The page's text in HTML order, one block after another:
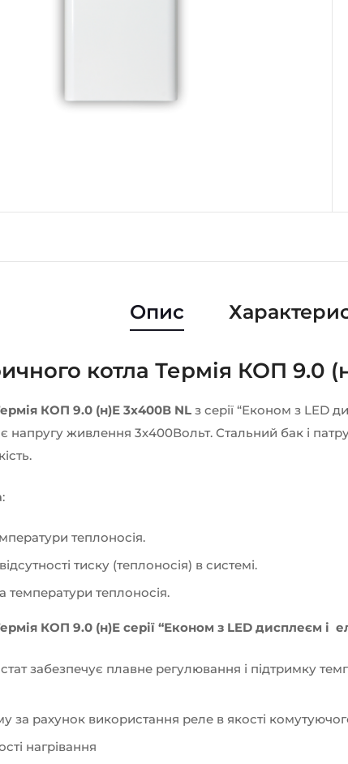
Опис
котла Термія КОП 9.0
КОП 9.0 (н)Е 3х400В NL з серії “Економ з LED
напругу живлення 3х400Вольт. Стальний бак і
теплоносія.
тиску (теплоносія) в системі.
температури теплоносія.
КОП 9.0 (н)Е серії “Економ з LED дисплеєм і
забезпечує плавне регулювання і підтримку
за рахунок використання реле в якості
нагрівання